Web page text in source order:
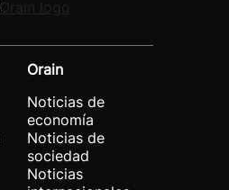
Orain
Noticias de
economía
Noticias de
sociedad
Noticias